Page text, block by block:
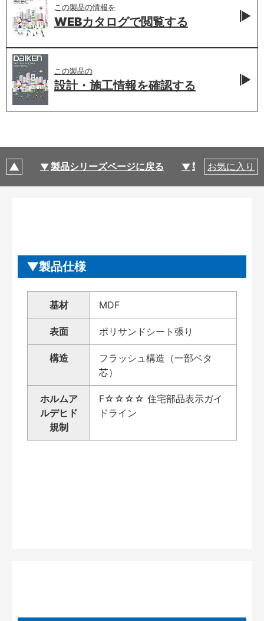
この製品の情報を
WEBカタログで閲覧する
この製品の
設計・施工情報を確認する
製品シリーズページに戻る 製品仕様
お気に入り
製品仕様
基材 MDF
表面 ポリサンドシート張り
構造
フラッシュ構造（一部ベタ
芯）
ホルムア
ルデヒド
規制
F☆☆☆☆ 住宅部品表示ガイ
ドライン